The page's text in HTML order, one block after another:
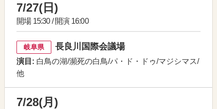
7/27(日)
開場 15:30 / 開演 16:00
岐阜県 長良川国際会議場
演目: 白鳥の湖/瀕死の白鳥/パ・ド・ドゥ/マジシマス/
他
7/28(月)